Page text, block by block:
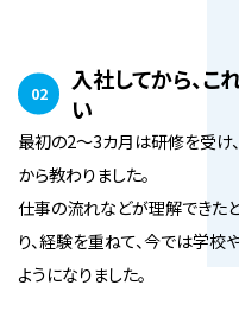
02
入社してから、こ
い
最初の2～3カ月は研修を受け
から教わりました。
仕事の流れなどが理解できた
り、経験を重ねて、今では学
ようになりました。